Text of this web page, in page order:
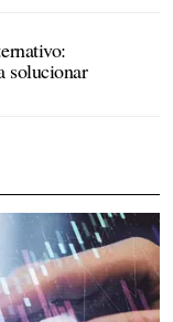
solucionar